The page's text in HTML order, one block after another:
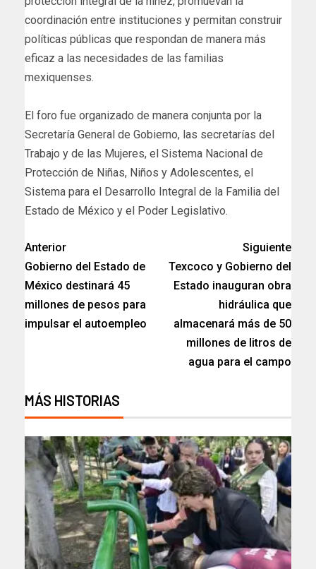
coordinación entre instituciones y permitan construir
políticas públicas que respondan de manera más
eficaz a las necesidades de las familias
mexiquenses.
El foro fue organizado de manera conjunta por la
Secretaría General de Gobierno, las secretarías del
Trabajo y de las Mujeres, el Sistema Nacional de
Protección de Niñas, Niños y Adolescentes, el
Sistema para el Desarrollo Integral de la Familia del
Estado de México y el Poder Legislativo.
Anterior
Gobierno del Estado de
México destinará 45
millones de pesos para
impulsar el autoempleo
Siguiente
Texcoco y Gobierno del
Estado inauguran obra
hidráulica que
almacenará más de 50
millones de litros de
agua para el campo
MÁS HISTORIAS